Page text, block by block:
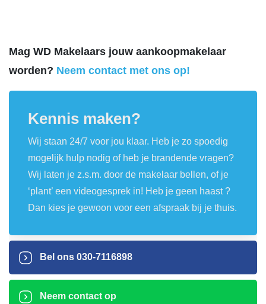
Mag WD Makelaars jouw aankoopmakelaar
worden? Neem contact met ons op!
Kennis maken?
Wij staan 24/7 voor jou klaar. Heb je zo spoedig
mogelijk hulp nodig of heb je brandende vragen?
Wij laten je z.s.m. door de makelaar bellen, of je
‘plant’ een videogesprek in! Heb je geen haast ?
Dan kies je gewoon voor een afspraak bij je thuis.
Bel ons 030-7116898
Neem contact op